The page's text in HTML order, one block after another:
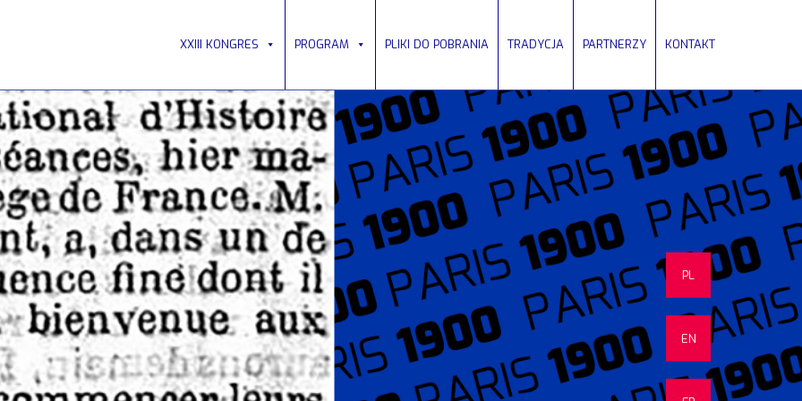
XXIII KONGRES PROGRAM PLIKI DO POBRANIA TRADYCJA PARTNERZY KONTAKT
PL
EN